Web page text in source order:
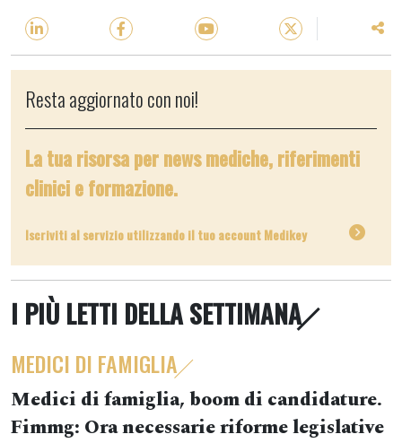
Resta aggiornato con noi!
La tua risorsa per news mediche, riferimenti
clinici e formazione.
Iscriviti al servizio utilizzando il tuo account Medikey
I PIÙ LETTI DELLA SETTIMANA
MEDICI DI FAMIGLIA
Medici di famiglia, boom di candidature.
Fimmg: Ora necessarie riforme legislative